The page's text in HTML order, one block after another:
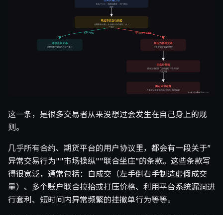
这一条，是很多交易者从来没想过会发生在自己身上的规
则。
几乎所有合约、期货平台的用户协议里，都会有一段关于”
异常交易行为""市场操纵""联合坐庄”的条款。这些条款写
得很宽泛，通常包括：自成交（左手倒右手制造虚假成交
量）、多个账户联合拉抬或打压价格、利用平台系统漏洞进
行套利、短时间内异常频繁的挂撤单行为等等。